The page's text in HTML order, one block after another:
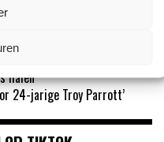
nieuw contract bij AZ
die bij Ajax op de radar staat
halen’
24-jarige Troy Parrott’